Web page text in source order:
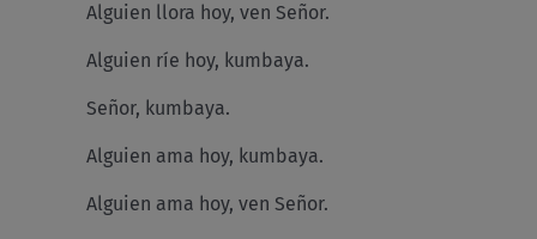
Alguien llora hoy, ven Señor.
Alguien ríe hoy, kumbaya.
Señor, kumbaya.
Alguien ama hoy, kumbaya.
Alguien ama hoy, ven Señor.